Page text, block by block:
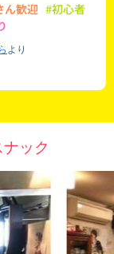
ん歓迎 #初心者
より
ック